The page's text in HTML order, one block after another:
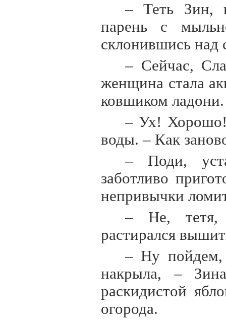
– Теть Зин,
парень с
склонившись
– Сейчас,
женщина стала
ковшиком ладони.
– Ух! Хорошо!
воды. – Как
– Поди,
заботливо
непривычки
– Не, тетя,
растирался
– Ну пойдем,
накрыла, –
раскидистой
огорода.